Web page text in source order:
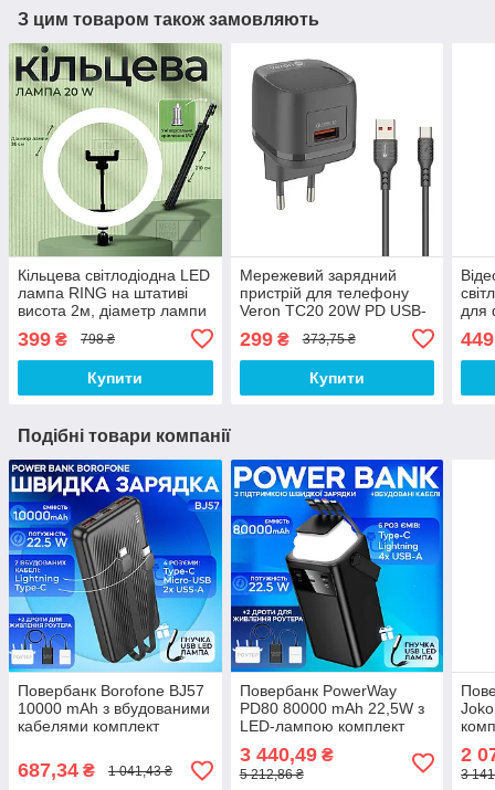
З цим товаром також замовляють
Кільцева світлодіодна LED
лампа RING на штативі
висота 2м, діаметр лампи
26см, для блогера, чорний
399 ₴ 798 ₴
Купити
Мережевий зарядний
пристрій для телефону
Veron TC20 20W PD USB-
C/USB-A блок живлення з
кабелем Type-C блочок
для зарядки
299₴ 373,75 ₴
Купити
для
для
449
Подібні товари компанії
Повербанк Borofone BJ57
10000 mAh з вбудованими
кабелями комплект
шт юсб дротів для вай
фай роутера 9V/12V
687,34 ₴ 1 041,43 ₴
Повербанк PowerWay
PD80 80000 mAh 22,5W з
LED-лампою комплект
Powerbank + 2 шт юсб
шнура для вай фай
роутера на 5-9/12V
3 440,49₴
5 212,86 ₴
для
9V/
2
3